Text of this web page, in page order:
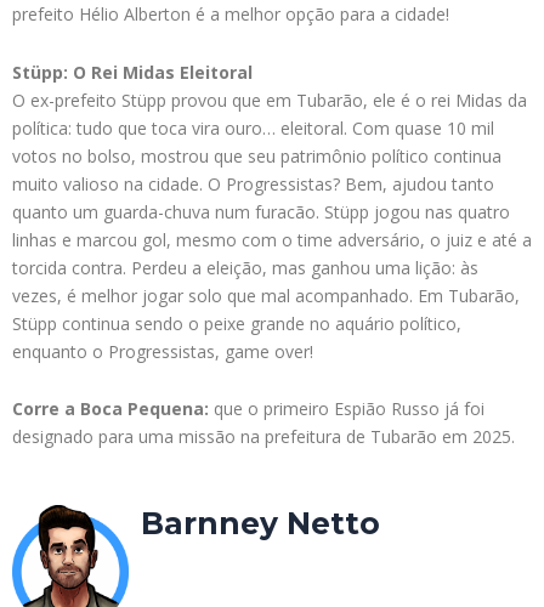
prefeito Hélio Alberton é a melhor opção para a cidade!
Stüpp: O Rei Midas Eleitoral
O ex-prefeito Stüpp provou que em Tubarão, ele é o rei Midas da
política: tudo que toca vira ouro… eleitoral. Com quase 10 mil
votos no bolso, mostrou que seu patrimônio político continua
muito valioso na cidade. O Progressistas? Bem, ajudou tanto
quanto um guarda-chuva num furacão. Stüpp jogou nas quatro
linhas e marcou gol, mesmo com o time adversário, o juiz e até a
torcida contra. Perdeu a eleição, mas ganhou uma lição: às
vezes, é melhor jogar solo que mal acompanhado. Em Tubarão,
Stüpp continua sendo o peixe grande no aquário político,
enquanto o Progressistas, game over!
Corre a Boca Pequena: que o primeiro Espião Russo já foi
designado para uma missão na prefeitura de Tubarão em 2025.
Barnney Netto